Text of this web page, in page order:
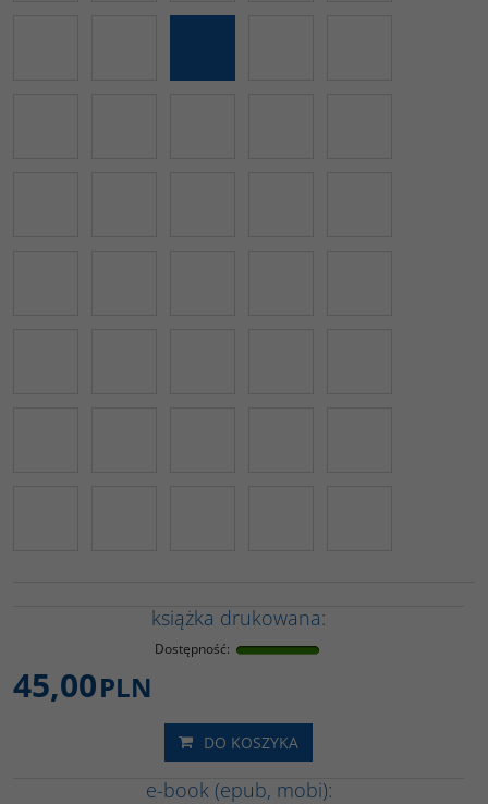
książka drukowana:
Dostępność:
45,00PLN
DO KOSZYKA
e-book (epub, mobi):